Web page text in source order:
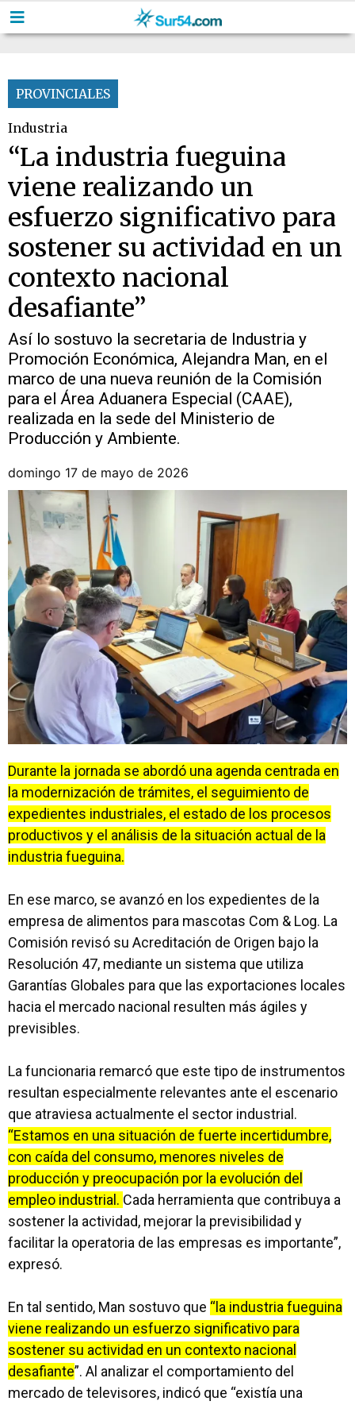
PROVINCIALES
Industria
“La industria fueguina
viene realizando un
esfuerzo significativo para
sostener su actividad en un
contexto nacional
desafiante”
Así lo sostuvo la secretaria de Industria y
Promoción Económica, Alejandra Man, en el
marco de una nueva reunión de la Comisión
para el Área Aduanera Especial (CAAE),
realizada en la sede del Ministerio de
Producción y Ambiente.
domingo 17 de mayo de 2026
Durante la jornada se abordó una agenda centrada en
la modernización de trámites, el seguimiento de
expedientes industriales, el estado de los procesos
productivos y el análisis de la situación actual de la
industria fueguina.
En ese marco, se avanzó en los expedientes de la
empresa de alimentos para mascotas Com & Log. La
Comisión revisó su Acreditación de Origen bajo la
Resolución 47, mediante un sistema que utiliza
Garantías Globales para que las exportaciones locales
hacia el mercado nacional resulten más ágiles y
previsibles.
La funcionaria remarcó que este tipo de instrumentos
resultan especialmente relevantes ante el escenario
que atraviesa actualmente el sector industrial.
“Estamos en una situación de fuerte incertidumbre,
con caída del consumo, menores niveles de
producción y preocupación por la evolución del
empleo industrial. Cada herramienta que contribuya a
sostener la actividad, mejorar la previsibilidad y
facilitar la operatoria de las empresas es importante”,
expresó.
En tal sentido, Man sostuvo que “la industria fueguina
viene realizando un esfuerzo significativo para
sostener su actividad en un contexto nacional
desafiante”. Al analizar el comportamiento del
mercado de televisores, indicó que “existía una